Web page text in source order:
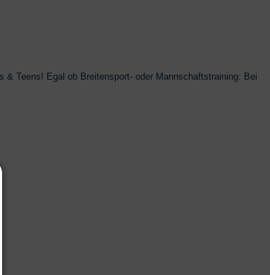
Teens! Egal ob Breitensport- oder Mannschaftstraining: Bei